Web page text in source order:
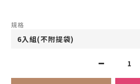
規格